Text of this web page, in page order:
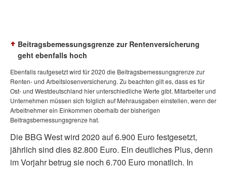
Beitragsbemessungsgrenze zur Rentenversicherung
geht ebenfalls hoch
Ebenfalls raufgesetzt wird für 2020 die Beitragsbemessungsgrenze zur
Renten- und Arbeitslosenversicherung. Zu beachten gilt es, dass es für
Ost- und Westdeutschland hier unterschiedliche Werte gibt. Mitarbeiter und
Unternehmen müssen sich folglich auf Mehrausgaben einstellen, wenn der
Arbeitnehmer ein Einkommen oberhalb der bisherigen
Beitragsbemessungsgrenze hat.
Die BBG West wird 2020 auf 6.900 Euro festgesetzt,
jährlich sind dies 82.800 Euro. Ein deutliches Plus, denn
im Vorjahr betrug sie noch 6.700 Euro monatlich. In